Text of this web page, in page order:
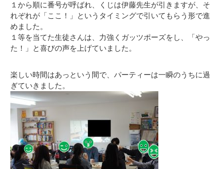
１から順に番号が呼ばれ、くじは伊藤先生が引きますが、そ
れぞれが「ここ！」というタイミングで引いてもらう形で進
めました。
１等を当てた生徒さんは、力強くガッツポーズをし、「やっ
た！」と喜びの声を上げていました。
楽しい時間はあっという間で、パーティーは一瞬のうちに過
ぎていきました。